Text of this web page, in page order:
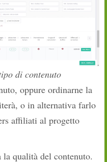
di contenuto
oppure ordinarne la
o in alternativa farlo
affiliati al progetto
qualità del contenuto.